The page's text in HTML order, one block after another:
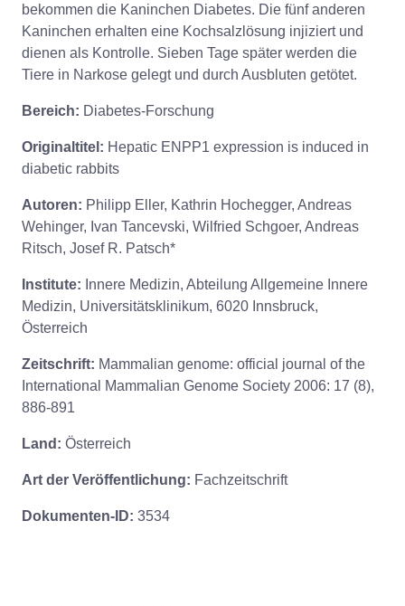
bekommen die Kaninchen Diabetes. Die fünf anderen
Kaninchen erhalten eine Kochsalzlösung injiziert und
dienen als Kontrolle. Sieben Tage später werden die
Tiere in Narkose gelegt und durch Ausbluten getötet.
Bereich: Diabetes-Forschung
Originaltitel: Hepatic ENPP1 expression is induced in
diabetic rabbits
Autoren: Philipp Eller, Kathrin Hochegger, Andreas
Wehinger, Ivan Tancevski, Wilfried Schgoer, Andreas
Ritsch, Josef R. Patsch*
Institute: Innere Medizin, Abteilung Allgemeine Innere
Medizin, Universitätsklinikum, 6020 Innsbruck,
Österreich
Zeitschrift: Mammalian genome: official journal of the
International Mammalian Genome Society 2006: 17 (8),
886-891
Land: Österreich
Art der Veröffentlichung: Fachzeitschrift
Dokumenten-ID: 3534